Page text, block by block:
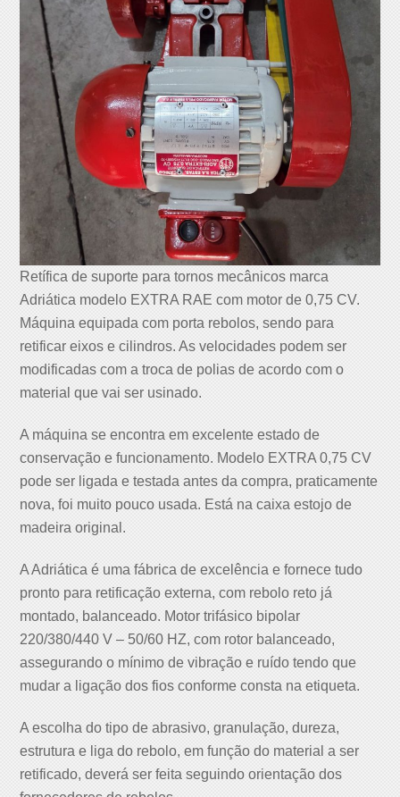
Retífica de suporte para tornos mecânicos marca
Adriática modelo EXTRA RAE com motor de 0,75 CV.
Máquina equipada com porta rebolos, sendo para
retificar eixos e cilindros. As velocidades podem ser
modificadas com a troca de polias de acordo com o
material que vai ser usinado.
A máquina se encontra em excelente estado de
conservação e funcionamento. Modelo EXTRA 0,75 CV
pode ser ligada e testada antes da compra, praticamente
nova, foi muito pouco usada. Está na caixa estojo de
madeira original.
A Adriática é uma fábrica de excelência e fornece tudo
pronto para retificação externa, com rebolo reto já
montado, balanceado. Motor trifásico bipolar
220/380/440 V – 50/60 HZ, com rotor balanceado,
assegurando o mínimo de vibração e ruído tendo que
mudar a ligação dos fios conforme consta na etiqueta.
A escolha do tipo de abrasivo, granulação, dureza,
estrutura e liga do rebolo, em função do material a ser
retificado, deverá ser feita seguindo orientação dos